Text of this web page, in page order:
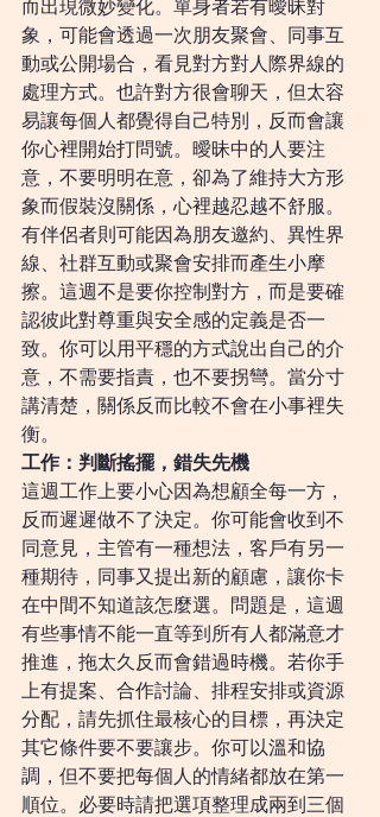
而出現微妙變化。單身者若有曖昧對
象，可能會透過一次朋友聚會、同事互
動或公開場合，看見對方對人際界線的
處理方式。也許對方很會聊天，但太容
易讓每個人都覺得自己特別，反而會讓
你心裡開始打問號。曖昧中的人要注
意，不要明明在意，卻為了維持大方形
象而假裝沒關係，心裡越忍越不舒服。
有伴侶者則可能因為朋友邀約、異性界
線、社群互動或聚會安排而產生小摩
擦。這週不是要你控制對方，而是要確
認彼此對尊重與安全感的定義是否一
致。你可以用平穩的方式說出自己的介
意，不需要指責，也不要拐彎。當分寸
講清楚，關係反而比較不會在小事裡失
衡。
工作：判斷搖擺，錯失先機
這週工作上要小心因為想顧全每一方，
反而遲遲做不了決定。你可能會收到不
同意見，主管有一種想法，客戶有另一
種期待，同事又提出新的顧慮，讓你卡
在中間不知道該怎麼選。問題是，這週
有些事情不能一直等到所有人都滿意才
推進，拖太久反而會錯過時機。若你手
上有提案、合作討論、排程安排或資源
分配，請先抓住最核心的目標，再決定
其它條件要不要讓步。你可以溫和協
調，但不要把每個人的情緒都放在第一
順位。必要時請把選項整理成兩到三個